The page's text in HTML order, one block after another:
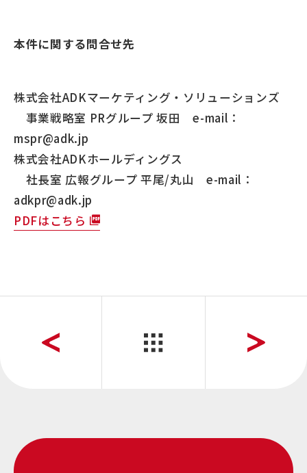
本件に関する問合せ先
株式会社ADKマーケティング・ソリューションズ
事業戦略室 PRグループ 坂田 e-mail：
mspr@adk.jp
株式会社ADKホールディングス
社長室 広報グループ 平尾/丸山 e-mail：
adkpr@adk.jp
PDFはこちら